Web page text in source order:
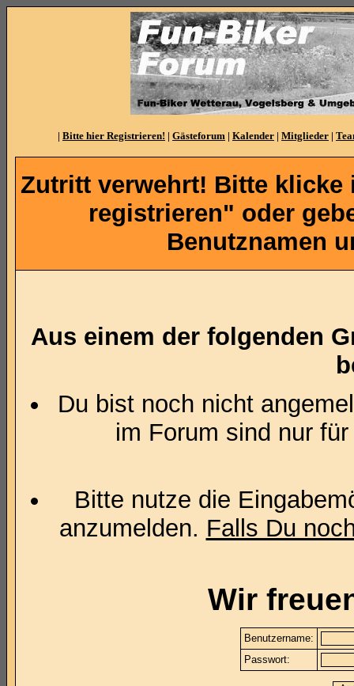
| Bitte hier Registrieren! | Gästeforum | Kalender | Mitglieder |
Zutritt verwehrt! Bitte
registrieren" oder
Benutznamen
Aus einem der folgenden
Du bist noch nicht
im Forum sind nur
Bitte nutze die
anzumelden. Falls Du
Wir
Benutzername:
Passwort: